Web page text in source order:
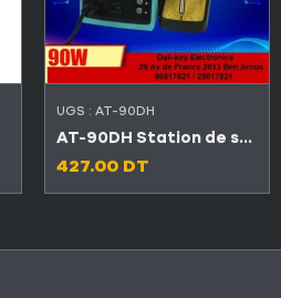
UGS : AT-90DH
AT-90DH Station de soudage professionnelle et intelligente 90W
427.00 DT